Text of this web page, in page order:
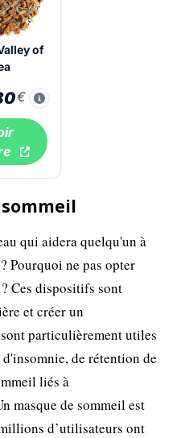
of
€
sommeil
qui aidera quelqu'un à
Pourquoi ne pas opter
Ces dispositifs sont
et créer un
particulièrement utiles
de rétention de
liés à
masque de sommeil est
d’utilisateurs ont